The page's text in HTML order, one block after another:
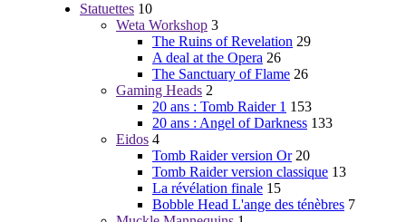
Statuettes 10
Weta Workshop 3
The Ruins of Revelation 29
A deal at the Opera 26
The Sanctuary of Flame 26
Gaming Heads 2
20 ans : Tomb Raider 1 153
20 ans : Angel of Darkness 133
Eidos 4
Tomb Raider version Or 20
Tomb Raider version classique 13
La révélation finale 15
Bobble Head L'ange des ténèbres 7